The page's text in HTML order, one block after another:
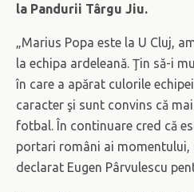
la Pandurii Târgu Jiu.
„Marius Popa este la U Cluj,
la echipa ardeleană. Ţin să-i
în care a apărat culorile
caracter şi sunt convins că
fotbal. În continuare cred că
portari români ai momentului,
declarat Eugen Pârvulescu